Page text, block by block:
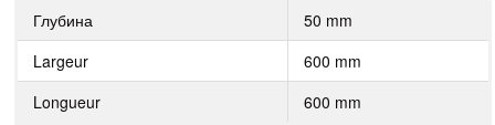
Глубина
50 mm
Largeur
600 mm
Longueur
600 mm